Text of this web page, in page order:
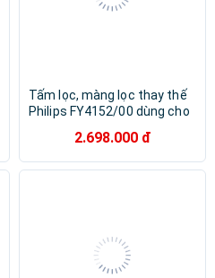
Tấm lọc, màng lọc thay thế
Philips FY4152/00 dùng cho
AC4558 - HÀNG CHÍNH HÃNG
2.698.000 đ